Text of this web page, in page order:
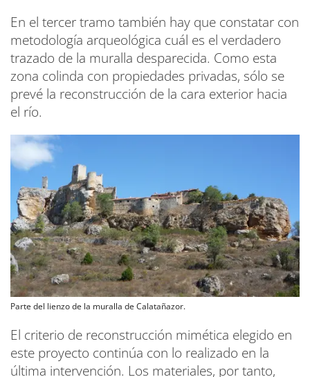
En el tercer tramo también hay que constatar con
metodología arqueológica cuál es el verdadero
trazado de la muralla desparecida. Como esta
zona colinda con propiedades privadas, sólo se
prevé la reconstrucción de la cara exterior hacia
el río.
Parte del lienzo de la muralla de Calatañazor.
El criterio de reconstrucción mimética elegido en
este proyecto continúa con lo realizado en la
última intervención. Los materiales, por tanto,